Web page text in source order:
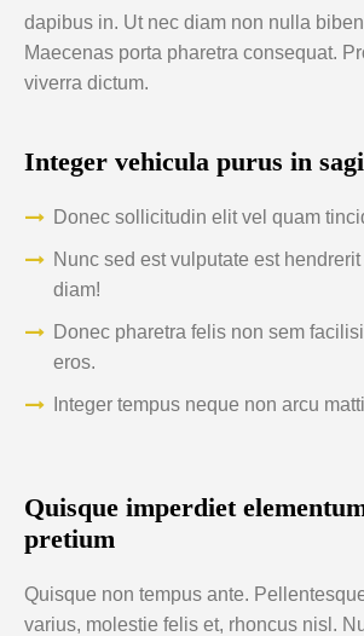
dapibus in. Ut nec diam non nulla
Maecenas porta pharetra consequat.
viverra dictum.
Integer vehicula purus in
Donec sollicitudin elit vel quam
Nunc sed est vulputate est
diam!
Donec pharetra felis non sem
eros.
Integer tempus neque non arcu
Quisque imperdiet
pretium
Quisque non tempus ante.
varius, molestie felis et, rhoncus nisl.